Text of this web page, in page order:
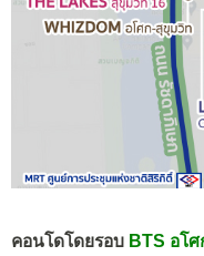
คอนโดโดยรอบ BTS อโศ